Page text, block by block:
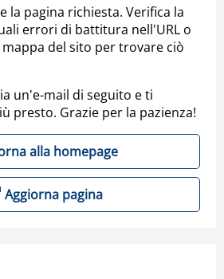
la pagina richiesta. Verifica la
errori di battitura nell'URL o
del sito per trovare ciò
un'e-mail di seguito e ti
presto. Grazie per la pazienza!
alla homepage
Aggiorna pagina